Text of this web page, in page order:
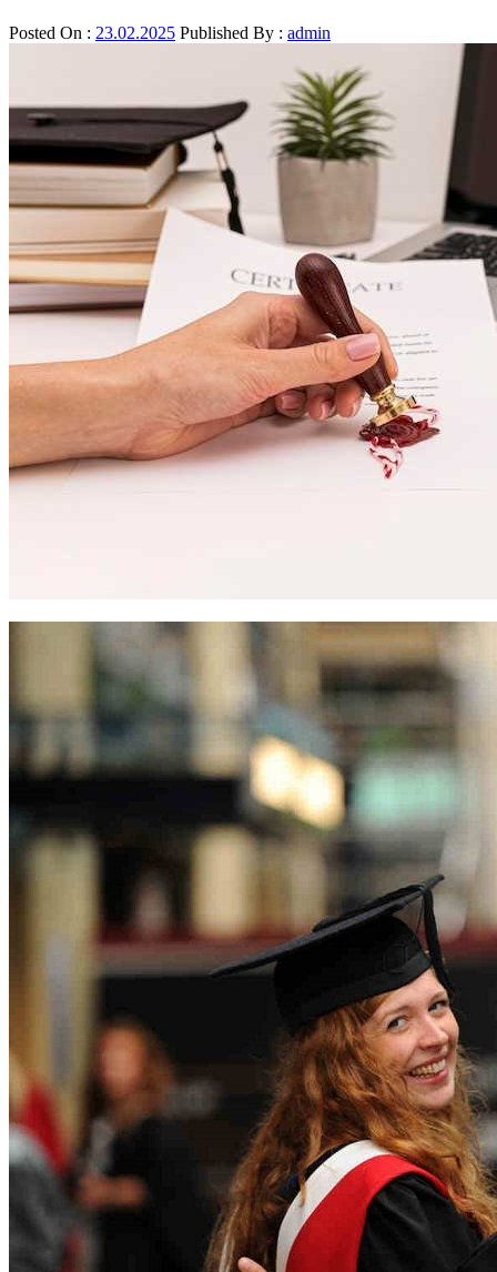
Posted On : 23.02.2025 Published By : admin